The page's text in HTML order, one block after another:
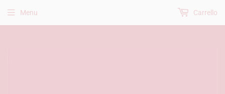
Menu Carrello